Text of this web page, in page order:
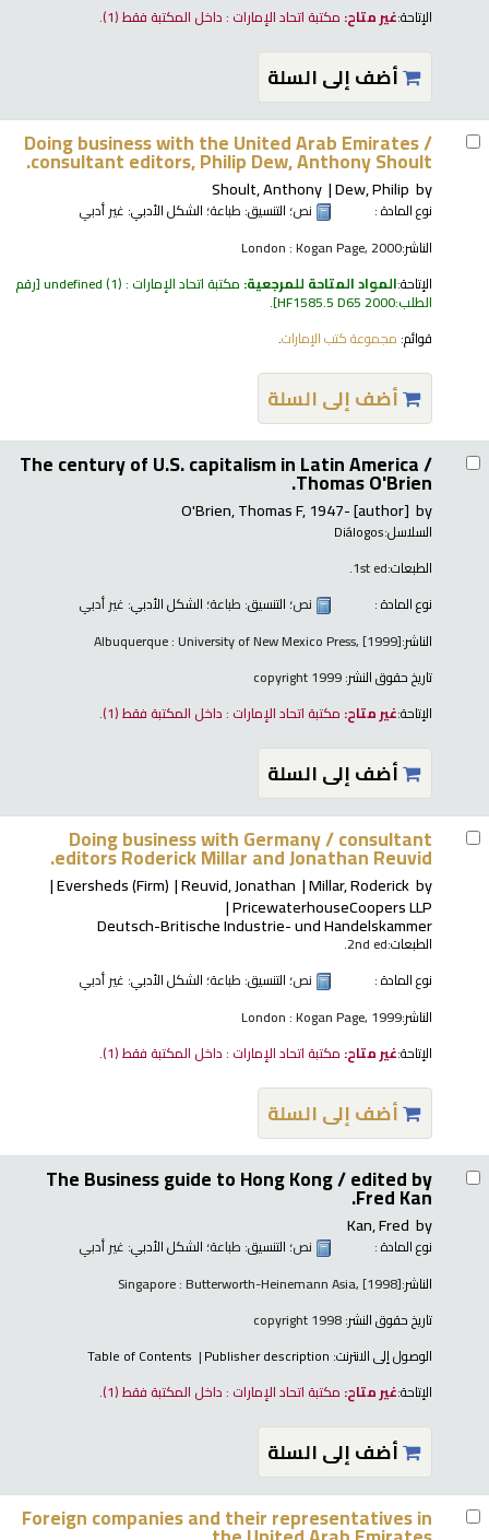
الإتاحة:غير متاح: مكتبة اتحاد الإمارات : داخل المكتبة فقط(1).
أضف إلى السلة
Doing business with the United Arab Emirates /
consultant editors, Philip Dew, Anthony Shoult.
by
Dew, Philip
Shoult, Anthony
نوع المادة : نص؛ التنسيق: طباعة؛ الشكل الأدبي: غير أدبي
الناشر:London : Kogan Page, 2000
الإتاحة:المواد المتاحة للمرجعية: مكتبة اتحاد الإمارات : undefined(1) رقم
الطلب:HF1585.5 D65 2000
.
قوائم: مجموعة كتب الإمارات.
أضف إلى السلة
The century of U.S. capitalism in Latin America /
Thomas O'Brien.
by
O'Brien, Thomas F, 1947-[author]
السلاسل:Diálogos
الطبعات:1st ed.
نوع المادة :
نص؛ التنسيق: طباعة؛ الشكل الأدبي: غير أدبي
الناشر:Albuquerque : University of New Mexico Press, [1999]
تاريخ حقوق النشر:
الإتاحة:غير متاح: مكتبة اتحاد الإمارات : داخل المكتبة فقط(1).
أضف إلى السلة
Doing business with Germany /consultant
editors Roderick Millar and Jonathan Reuvid.
by
Millar, Roderick
Reuvid, Jonathan
Eversheds (Firm)
PricewaterhouseCoopers LLP
Deutsch-Britische Industrie- und Handelskammer
الطبعات:2nd ed.
نوع المادة :
نص؛ التنسيق: طباعة؛ الشكل الأدبي: غير أدبي
الناشر:London : Kogan Page, 1999
الإتاحة:غير متاح: مكتبة اتحاد الإمارات : داخل المكتبة فقط(1).
أضف إلى السلة
The Business guide to Hong Kong /edited by
Fred Kan.
by
Kan, Fred
نوع المادة : نص؛ التنسيق: طباعة؛ الشكل الأدبي: غير أدبي
الناشر:Singapore : Butterworth-Heinemann Asia, [1998]
تاريخ حقوق النشر:
الوصول إلى الانترنت: Publisher description
Table of Contents
الإتاحة:غير متاح: مكتبة اتحاد الإمارات : داخل المكتبة فقط(1).
أضف إلى السلة
Foreign companies and their representatives in